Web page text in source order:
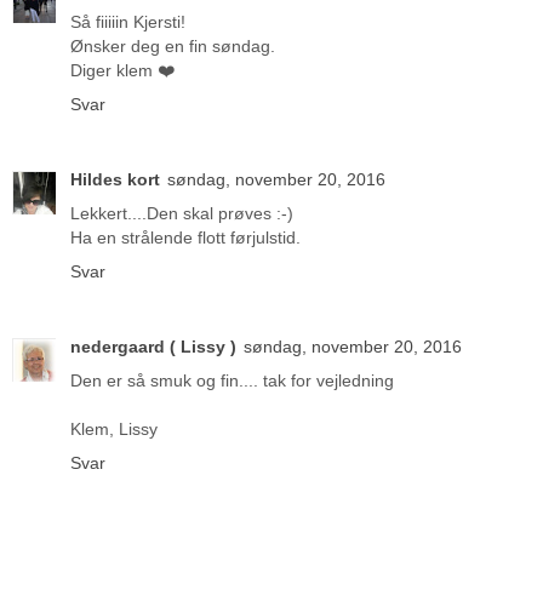
Så fiiiiin Kjersti!
Ønsker deg en fin søndag.
Diger klem ❤️
Svar
Hildes kort søndag, november 20, 2016
Lekkert....Den skal prøves :-)
Ha en strålende flott førjulstid.
Svar
nedergaard ( Lissy ) søndag, november 20, 2016
Den er så smuk og fin.... tak for vejledning
Klem, Lissy
Svar